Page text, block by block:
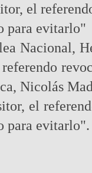
el
para evitarlo"
Nacional,
Nicolás
el
para evitarlo".